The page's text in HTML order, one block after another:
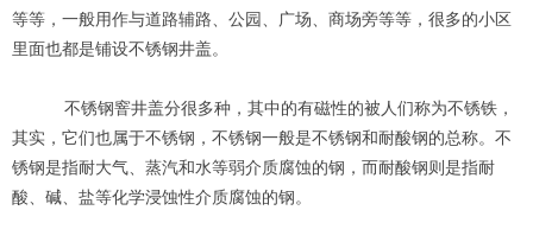
等等，一般用作与道路辅路、公园、广场、商场旁等等，很多的小区
里面也都是铺设不锈钢井盖。
不锈钢窨井盖分很多种，其中的有磁性的被人们称为不锈铁，
其实，它们也属于不锈钢，不锈钢一般是不锈钢和耐酸钢的总称。不
锈钢是指耐大气、蒸汽和水等弱介质腐蚀的钢，而耐酸钢则是指耐
酸、碱、盐等化学浸蚀性介质腐蚀的钢。